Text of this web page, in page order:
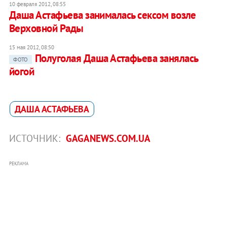
10 февраля 2012, 08:55
Даша Астафьева занималась сексом возле
Верховной Рады
15 мая 2012, 08:50
ФОТО
Полуголая Даша Астафьева занялась
йогой
ДАША АСТАФЬЕВА
ИСТОЧНИК: GAGANEWS.COM.UA
РЕКЛАМА